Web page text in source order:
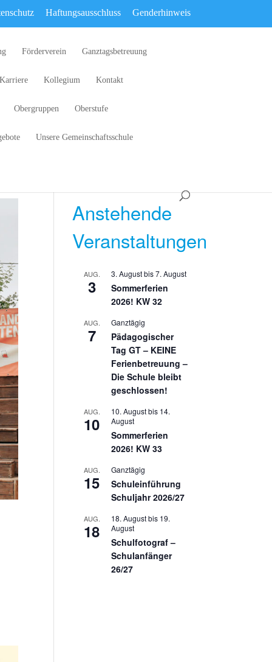
Haftungsausschluss Genderhinweis
Förderverein Ganztagsbetreuung
Karriere Kollegium Kontakt
Obergruppen Oberstufe
Unsere Gemeinschaftsschule
Anstehende
Veranstaltungen
AUG.
3
3. Augustbis7. August
Sommerferien
2026! KW 32
AUG.
7
Ganztägig
Pädagogischer
Tag GT – KEINE
Ferienbetreuung –
Die Schule bleibt
geschlossen!
AUG.
10
10. Augustbis 14.
August
Sommerferien
2026! KW 33
AUG.
15
Ganztägig
Schuleinführung
Schuljahr 2026/27
AUG.
18
18. Augustbis 19.
August
Schulfotograf –
Schulanfänger
26/27